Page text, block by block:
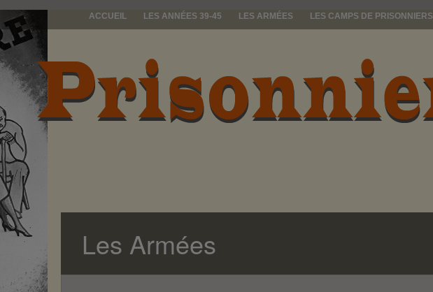
ACCUEIL LES ANNÉES 39-45 LES ARMÉES LES CAMPS DE PRISONNIERS
prisonniers de guerre
Les Armées